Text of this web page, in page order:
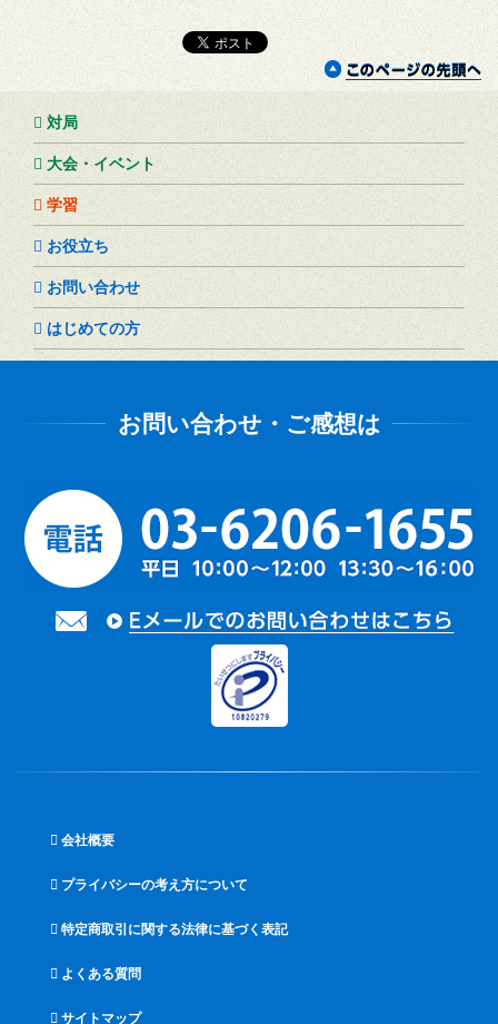
対局
大会・イベント
学習
お役立ち
お問い合わせ
はじめての方
会社概要
プライバシーの考え方について
特定商取引に関する法律に基づく表記
よくある質問
サイトマップ